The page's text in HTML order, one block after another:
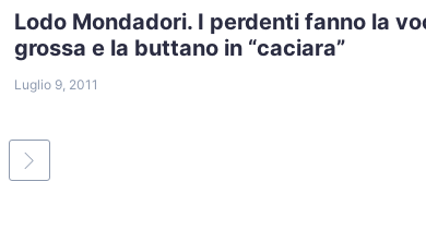
Lodo Mondadori. I perdenti fanno la
grossa e la buttano in “caciara”
Luglio 9, 2011